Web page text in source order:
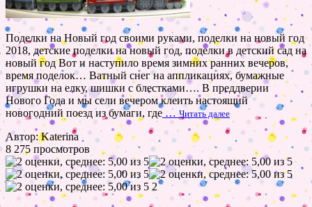
Поделки на Новый год своими руками, поделки на новый год
2018, детские поделки на новый год, поделки в детский сад на
новый год Вот и наступило время зимних ранних вечеров,
время поделок… Ватный снег на аппликациях, бумажные
игрушки на елку, шишки с блестками…. В преддверии
Нового Года и мы сели вечером клеить настоящий
новогодний поезд из бумаги, где … Читать далее
Автор: Katerina
8 275 просмотров
2